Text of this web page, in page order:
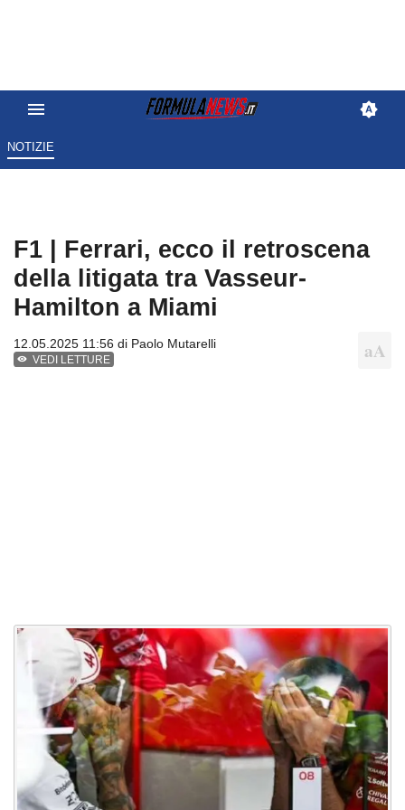
NOTIZIE
F1 | Ferrari, ecco il retroscena
della litigata tra Vasseur-
Hamilton a Miami
12.05.2025 11:56 di Paolo Mutarelli
VEDI LETTURE